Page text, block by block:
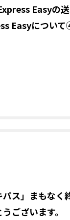
Easyの
Easyについて
パス」まもなく
ございます。